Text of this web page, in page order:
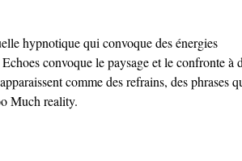
hypnotique qui convoque des énergies
convoque le paysage et le confronte à
comme des refrains, des phrases
Much reality.